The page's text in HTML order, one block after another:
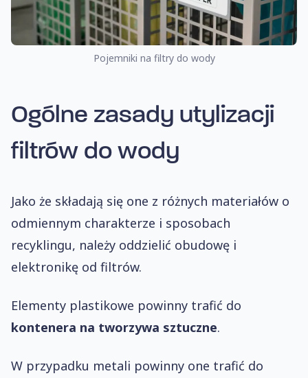
Pojemniki na filtry do wody
Ogólne zasady utylizacji
filtrów do wody
Jako że składają się one z różnych materiałów o
odmiennym charakterze i sposobach
recyklingu, należy oddzielić obudowę i
elektronikę od filtrów.
Elementy plastikowe powinny trafić do
kontenera na tworzywa sztuczne.
W przypadku metali powinny one trafić do